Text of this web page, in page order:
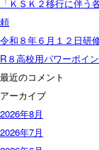
「ＫＳＫ２移行に伴
頼
令和８年６月１２日研
R８高校用パワーポイ
最近のコメント
アーカイブ
2026年8月
2026年7月